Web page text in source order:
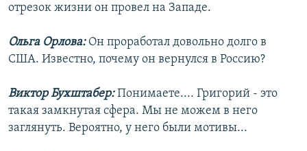
отрезок жизни он провел на Западе.
Ольга Орлова: Он проработал довольно долго в
США. Известно, почему он вернулся в Россию?
Виктор Бухштабер:Понимаете.... Григорий - это
такая замкнутая сфера. Мы не можем в него
заглянуть. Вероятно, у него были мотивы...